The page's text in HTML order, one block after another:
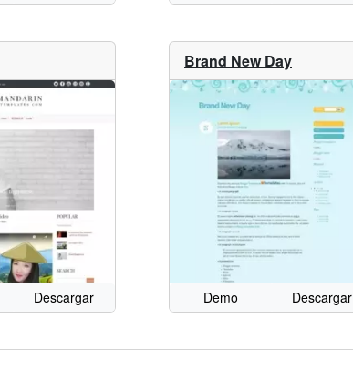
Descargar
Brand New Day
Demo Descargar